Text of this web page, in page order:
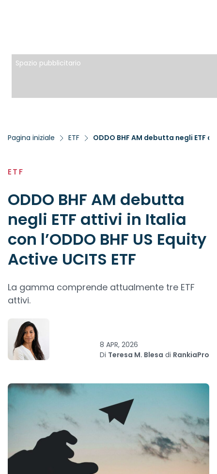
Spazio pubblicitario
Pagina iniziale ETF ODDO BHF AM debutta negli ETF
ETF
ODDO BHF AM debutta
negli ETF attivi in Italia
con l’ODDO BHF US Equity
Active UCITS ETF
La gamma comprende attualmente tre ETF
attivi.
8 APR, 2026
Di Teresa M. Blesa di RankiaPro